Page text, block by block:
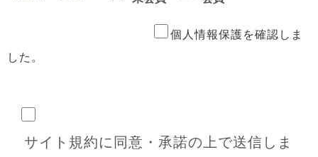
個人情報保護を確認しま
した。
サイト規約に同意・承諾の上で送信しま